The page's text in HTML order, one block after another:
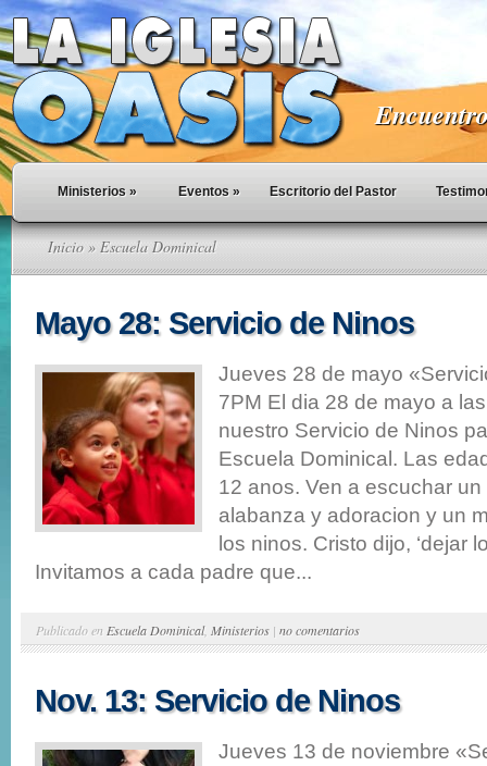
Ministerios » Eventos » Escritorio del Pastor
Inicio » Escuela Dominical
Mayo 28: Servicio de Ninos
Jueves 28 de mayo
7PM El dia 28 de mayo a
nuestro Servicio de Ninos
Escuela Dominical. Las
12 anos. Ven a escuchar
alabanza y adoracion y un
los ninos. Cristo dijo, ‘dejar
Invitamos a cada padre que...
Publicado en Escuela Dominical, Ministerios | no comentarios
Nov. 13: Servicio de Ninos
Jueves 13 de noviembre